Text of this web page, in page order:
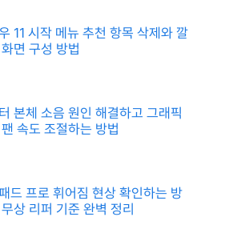
11 시작 메뉴 추천 항목 삭제와 깔
면 구성 방법
본체 소음 원인 해결하고 그래픽
속도 조절하는 방법
드 프로 휘어짐 현상 확인하는 방
상 리퍼 기준 완벽 정리